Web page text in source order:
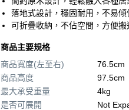
落地式設計，穩固耐用，不易傾
可折疊收納，不佔空間，方便
商品主要規格
商品寬度(左至右)
76.5cm
商品高度
97.5cm
最大承受重量
4kg
是否可展開
Not